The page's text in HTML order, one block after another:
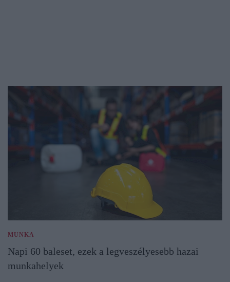
MUNKA
Napi 60 baleset, ezek a legveszélyesebb hazai
munkahelyek